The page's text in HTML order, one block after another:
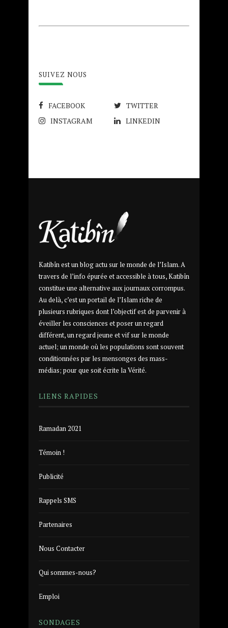
SUIVEZ NOUS
FACEBOOK
TWITTER
INSTAGRAM
LINKEDIN
Katibîn est un blog actu sur le monde de l’Islam. A
travers de l’info épurée et accessible à tous, Katibîn
constitue une alternative aux journaux corrompus.
Au delà, c’est un portail de l’Islam riche de
plusieurs rubriques dont l’objectif est de parvenir à
éveiller les consciences et poser un regard
différent, un regard jeune et vif sur le monde
actuel; un monde où les populations sont souvent
conditionnées par les mensonges des mass-
médias; pour que soit écrite la Vérité.
LIENS RAPIDES
Ramadan 2021
Témoin !
Publicité
Rappels SMS
Partenaires
Nous Contacter
Qui sommes-nous?
Emploi
SONDAGES